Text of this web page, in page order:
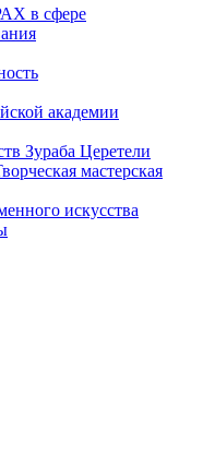
в сфере
академии
Зураба Церетели
мастерская
искусства